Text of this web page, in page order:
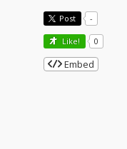
Post -
Like! 0
Embed